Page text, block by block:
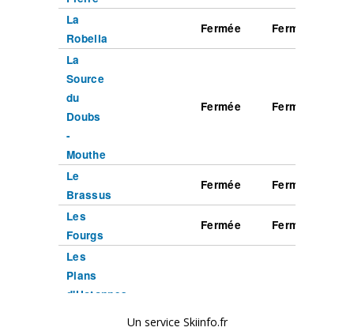
Un service Skiinfo.fr